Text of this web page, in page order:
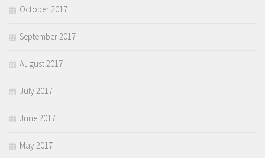
October 2017
September 2017
August 2017
July 2017
June 2017
May 2017